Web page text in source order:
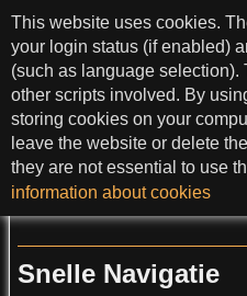
c:geo User
Snelle Navigatie
This website uses cookies.
your login status (if enabled)
(such as language
other scripts involved. By
storing cookies on your
leave the website or delete
they are not essential to use
information about cookies